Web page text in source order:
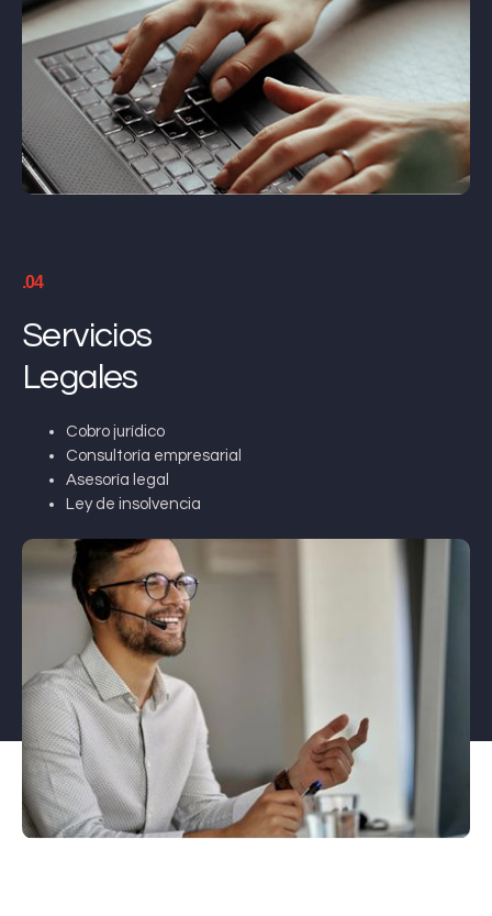
.04
Servicios
Legales
Cobro jurídico
Consultoría empresarial
Asesoría legal
Ley de insolvencia